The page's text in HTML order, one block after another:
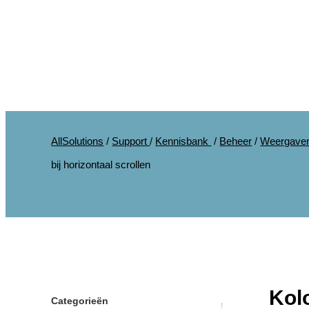
AllSolutions / Support/ Kennisbank / Beheer /
bij horizontaal scrollen
Categorieën